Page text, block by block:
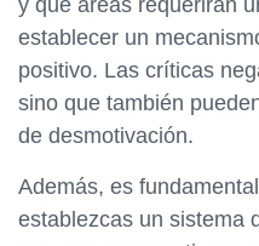
y qué áreas requerirán
establecer un
positivo. Las críticas
sino que también
de desmotivación.
Además, es
establezcas un sistema